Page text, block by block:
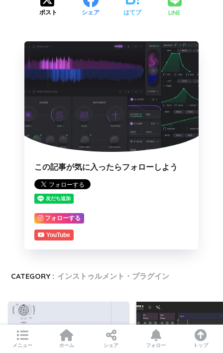
ポスト シェア はてブ LINE
この記事が気に入ったらフォローしよう
フォローする
YouTube
CATEGORY : インストゥルメント・プラグイン
メニュー ホーム シェア フォロー トップ